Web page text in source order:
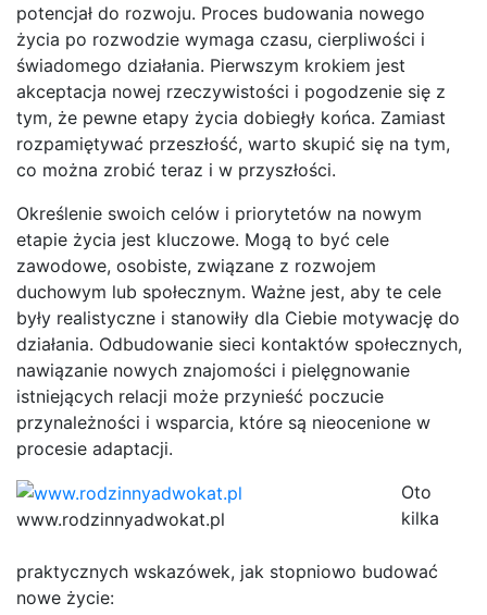
potencjał do rozwoju. Proces budowania nowego
życia po rozwodzie wymaga czasu, cierpliwości i
świadomego działania. Pierwszym krokiem jest
akceptacja nowej rzeczywistości i pogodzenie się z
tym, że pewne etapy życia dobiegły końca. Zamiast
rozpamiętywać przeszłość, warto skupić się na tym,
co można zrobić teraz i w przyszłości.
Określenie swoich celów i priorytetów na nowym
etapie życia jest kluczowe. Mogą to być cele
zawodowe, osobiste, związane z rozwojem
duchowym lub społecznym. Ważne jest, aby te cele
były realistyczne i stanowiły dla Ciebie motywację do
działania. Odbudowanie sieci kontaktów społecznych,
nawiązanie nowych znajomości i pielęgnowanie
istniejących relacji może przynieść poczucie
przynależności i wsparcia, które są nieocenione w
procesie adaptacji.
www.rodzinnyadwokat.pl
Oto
kilka
praktycznych wskazówek, jak stopniowo budować
nowe życie: